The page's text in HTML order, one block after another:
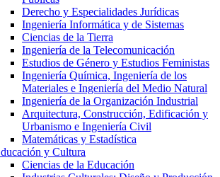
Derecho y Especialidades Jurídicas
Ingeniería Informática y de Sistemas
Ciencias de la Tierra
Ingeniería de la Telecomunicación
Estudios de Género y Estudios Feministas
Ingeniería Química, Ingeniería de los
Materiales e Ingeniería del Medio Natural
Ingeniería de la Organización Industrial
Arquitectura, Construcción, Edificación y
Urbanismo e Ingeniería Civil
Matemáticas y Estadística
y Cultura
Ciencias de la Educación